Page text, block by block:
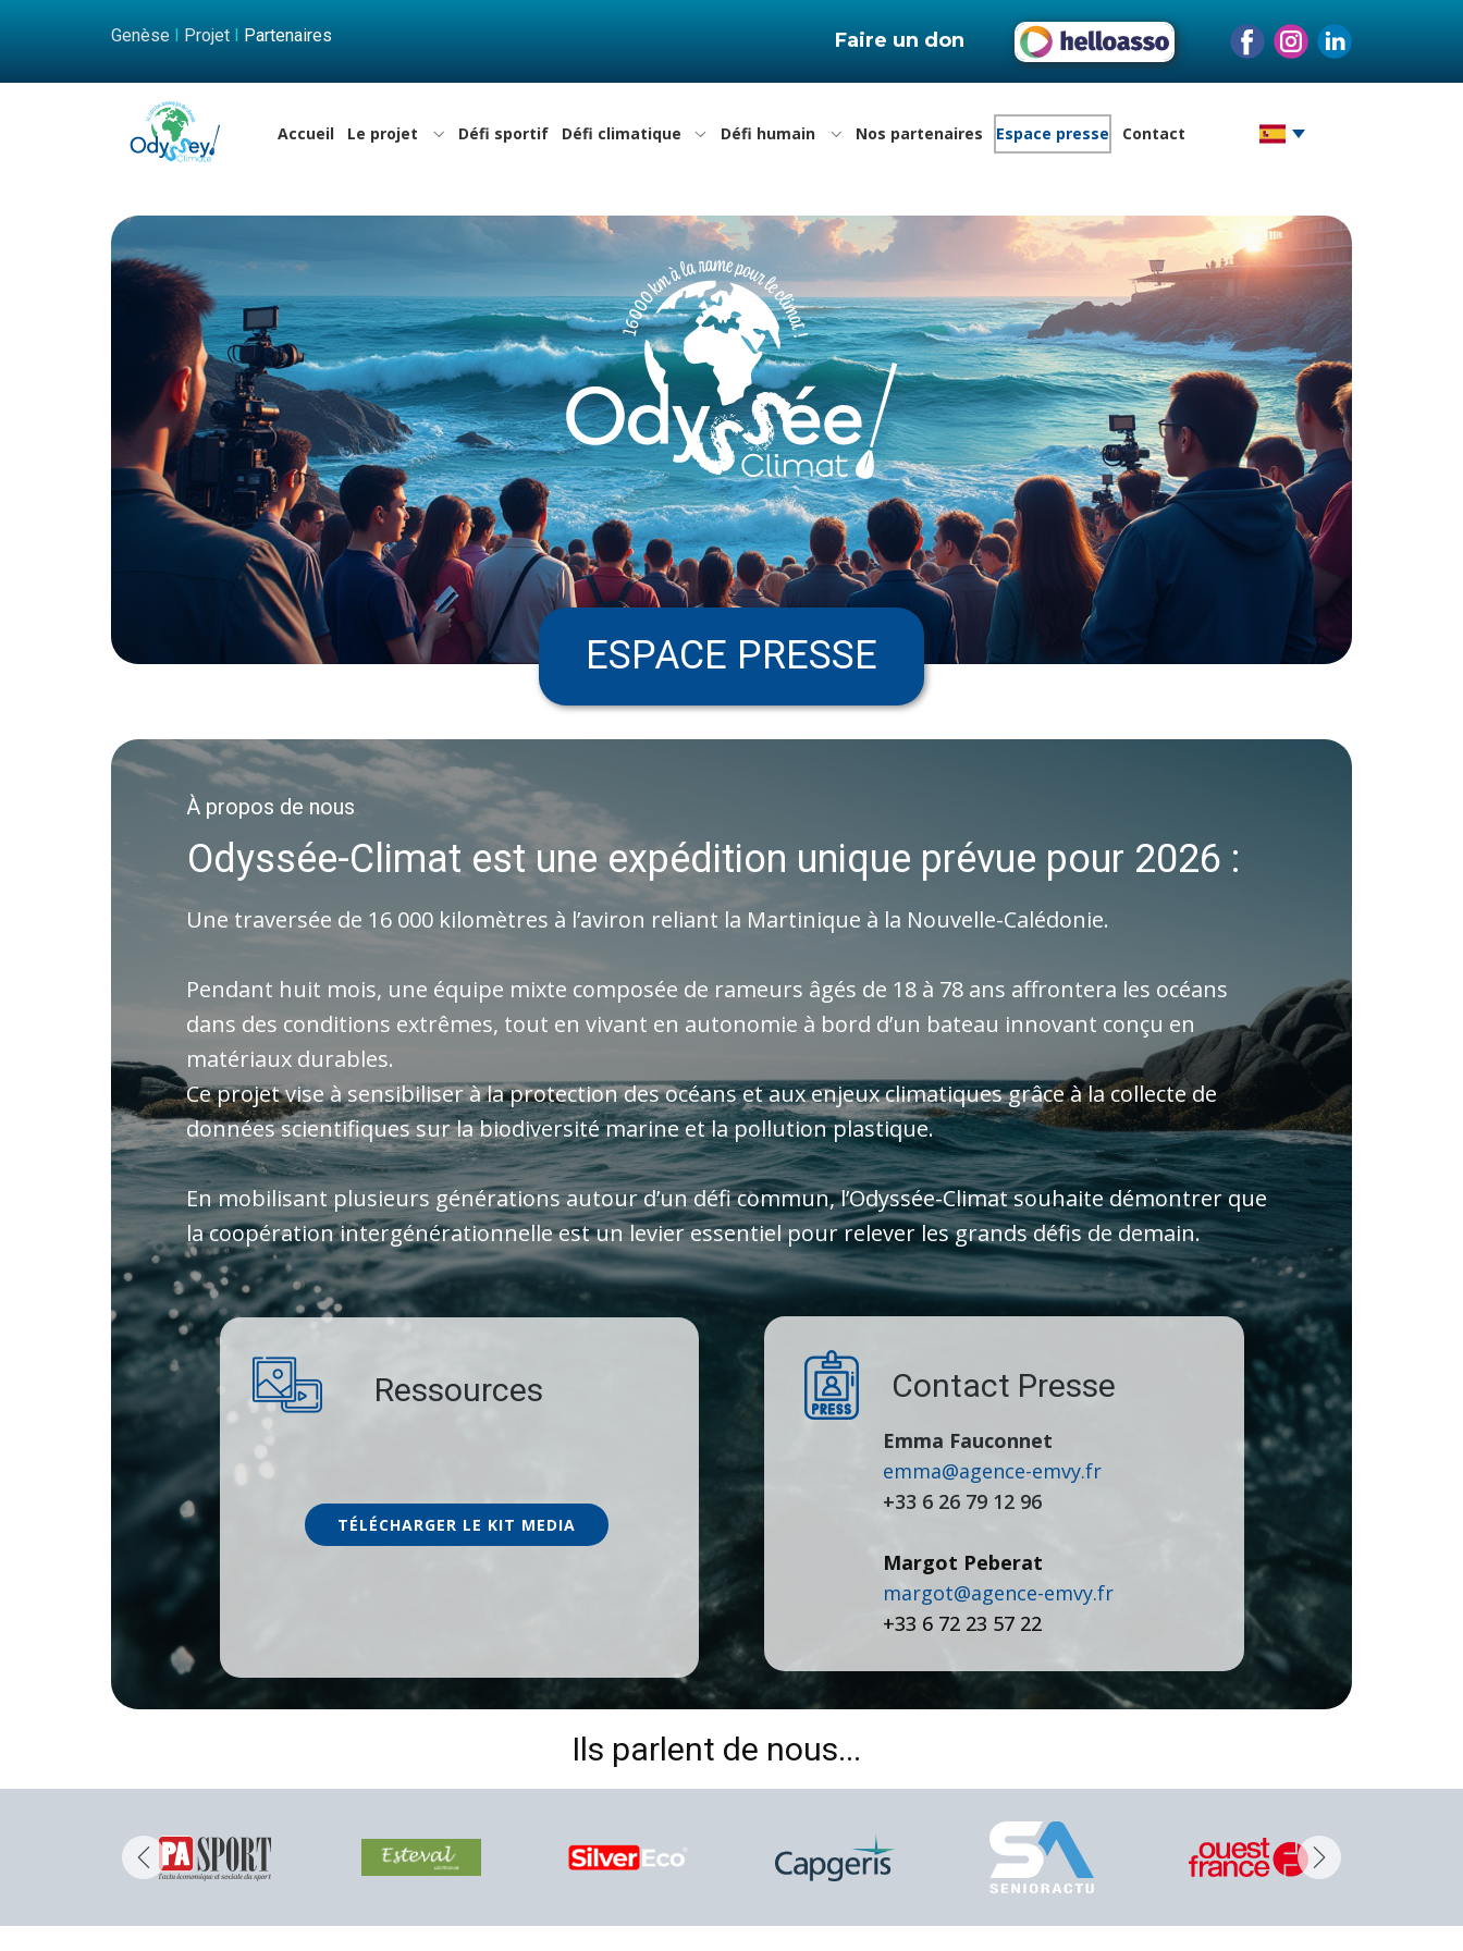
Genèse I Projet I Partenaires Faire un don
Accueil Le projet Défi sportif Défi climatique Défi humain Nos partenaires Espace presse Contact
ESPACE PRESSE
À propos de nous
​Odyssée-Climat est une expédition unique prévue pour 2026 :
​Une traversée de 16 000 kilomètres à l’aviron reliant la Martinique à la Nouvelle-Calédonie.
Pendant huit mois, une équipe mixte composée de rameurs âgés de 18 à 78 ans affrontera les océans
dans des conditions extrêmes, tout en vivant en autonomie à bord d’un bateau innovant conçu en
matériaux durables.
Ce projet vise à sensibiliser à la protection des océans et aux enjeux climatiques grâce à la collecte de
données scientifiques sur la biodiversité marine et la pollution plastique.
En mobilisant plusieurs générations autour d’un défi commun, l’Odyssée-Climat souhaite démontrer que
la coopération intergénérationnelle est un levier essentiel pour relever les grands défis de demain.
Ressources
TÉLÉCHARGER LE KIT MEDIA
​Contact Presse
Emma Fauconnet
emma@agence-emvy.fr
+33 6 26 79 12 96
Margot Peberat
​margot@agence-emvy.fr
+33 ​6 72 23 57 22
Ils parlent de nous...